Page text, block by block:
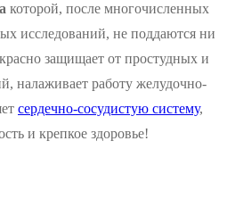
которой, после многочисленных
исследований, не поддаются ни
защищает от простудных и
налаживает работу желудочно-
сердечно-сосудистую систему,
и крепкое здоровье!